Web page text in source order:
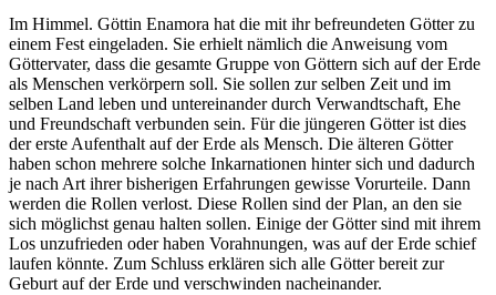
Im Himmel. Göttin Enamora hat die mit ihr befreundeten Götter zu
einem Fest eingeladen. Sie erhielt nämlich die Anweisung vom
Göttervater, dass die gesamte Gruppe von Göttern sich auf der Erde
als Menschen verkörpern soll. Sie sollen zur selben Zeit und im
selben Land leben und untereinander durch Verwandtschaft, Ehe
und Freundschaft verbunden sein. Für die jüngeren Götter ist dies
der erste Aufenthalt auf der Erde als Mensch. Die älteren Götter
haben schon mehrere solche Inkarnationen hinter sich und dadurch
je nach Art ihrer bisherigen Erfahrungen gewisse Vorurteile. Dann
werden die Rollen verlost. Diese Rollen sind der Plan, an den sie
sich möglichst genau halten sollen. Einige der Götter sind mit ihrem
Los unzufrieden oder haben Vorahnungen, was auf der Erde schief
laufen könnte. Zum Schluss erklären sich alle Götter bereit zur
Geburt auf der Erde und verschwinden nacheinander.